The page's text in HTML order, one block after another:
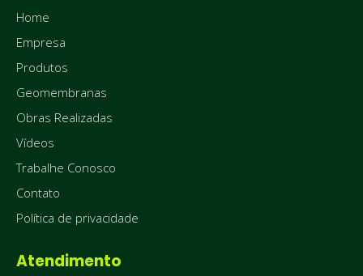
Home
Empresa
Produtos
Geomembranas
Obras Realizadas
Vídeos
Trabalhe Conosco
Contato
Política de privacidade
Atendimento